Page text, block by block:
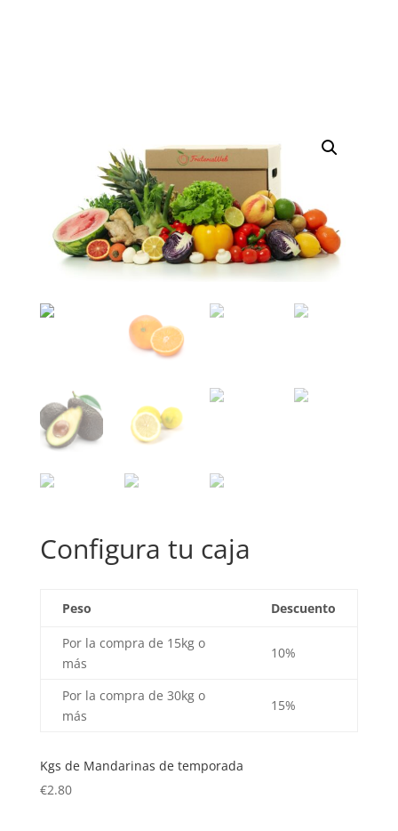
Configura tu caja
Peso Descuento
Por la compra de 15kg o
más
10%
Por la compra de 30kg o
más
15%
Kgs de Mandarinas de temporada
€2.80